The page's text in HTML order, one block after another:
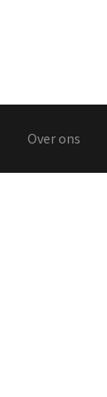
Over ons